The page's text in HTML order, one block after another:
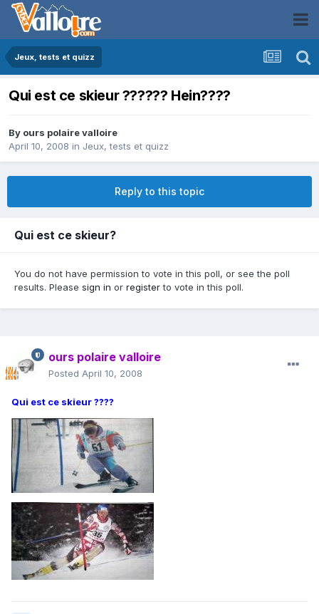
Jeux, tests et quizz
Qui est ce skieur ?????? Hein????
By ours polaire valloire
April 10, 2008 in Jeux, tests et quizz
Reply to this topic
Qui est ce skieur?
You do not have permission to vote in this poll, or see the poll
results. Please sign in or registerto vote in this poll.
ours polaire valloire
Posted April 10, 2008
Qui est ce skieur ????